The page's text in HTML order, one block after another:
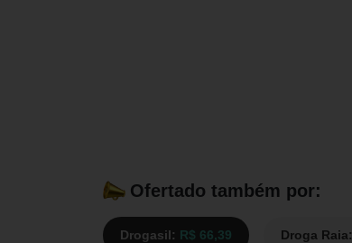
Ofertado também por:
Drogasil: R$ 66,39 Droga Raia: